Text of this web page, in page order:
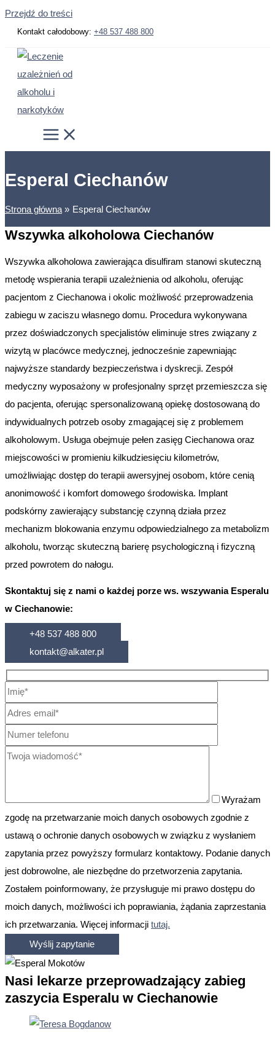
Przejdź do treści
Kontakt całodobowy: +48 537 488 800
Esperal Ciechanów
Strona główna Esperal Ciechanów
Wszywka alkoholowa Ciechanów
Wszywka alkoholowa zawierająca disulfiram stanowi skuteczną
metodę wspierania terapii uzależnienia od alkoholu, oferując
pacjentom z Ciechanowa i okolic możliwość przeprowadzenia
zabiegu w zaciszu własnego domu. Procedura wykonywana
przez doświadczonych specjalistów eliminuje stres związany z
wizytą w placówce medycznej, jednocześnie zapewniając
najwyższe standardy bezpieczeństwa i dyskrecji. Zespół
medyczny wyposażony w profesjonalny sprzęt przemieszcza się
do pacjenta, oferując spersonalizowaną opiekę dostosowaną do
indywidualnych potrzeb osoby zmagającej się z problemem
alkoholowym. Usługa obejmuje pełen zasięg Ciechanowa oraz
miejscowości w promieniu kilkudziesięciu kilometrów,
umożliwiając dostęp do terapii awersyjnej osobom, które cenią
anonimowość i komfort domowego środowiska. Implant
podskórny zawierający substancję czynną działa przez
mechanizm blokowania enzymu odpowiedzialnego za metabolizm
alkoholu, tworząc skuteczną barierę psychologiczną i fizyczną
przed powrotem do nałogu.
Skontaktuj się z nami o każdej porze ws. wszywania Esperalu
w Ciechanowie:
+48 537 488 800
kontakt@alkater.pl
Wyrażam
zgodę na przetwarzanie moich danych osobowych zgodnie z
ustawą o ochronie danych osobowych w związku z wysłaniem
zapytania przez powyższy formularz kontaktowy. Podanie danych
jest dobrowolne, ale niezbędne do przetworzenia zapytania.
Zostałem poinformowany, że przysługuje mi prawo dostępu do
moich danych, możliwości ich poprawiania, żądania zaprzestania
ich przetwarzania. Więcej informacji tutaj.
Nasi lekarze przeprowadzający zabieg
zaszycia Esperalu w Ciechanowie